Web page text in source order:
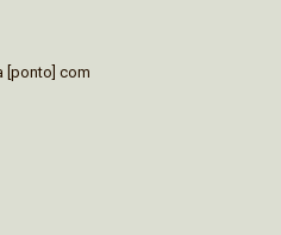
[ponto] com